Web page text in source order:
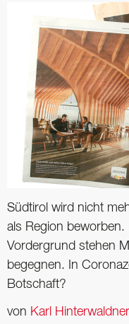
Südtirol wird nicht
als Region beworben.
Vordergrund stehen
begegnen. In
Botschaft?
von Karl Hinterwaldner